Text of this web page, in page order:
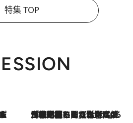
特集 TOP
2026.8.3
「住宅建てられない…」「サーチャージ料の高値が続いている」ホルムズ海峡封鎖による影響はいつまで続く？《エネルギー専門家に聞く“どうなる日本の暮らし”》